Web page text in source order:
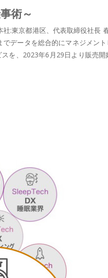
術～
:東京都港区、代表取締役社長
データを総合的にマネジメン
を、2023年6月29日より販売開